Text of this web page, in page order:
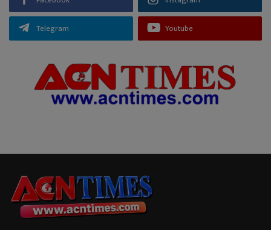
Telegram Youtube